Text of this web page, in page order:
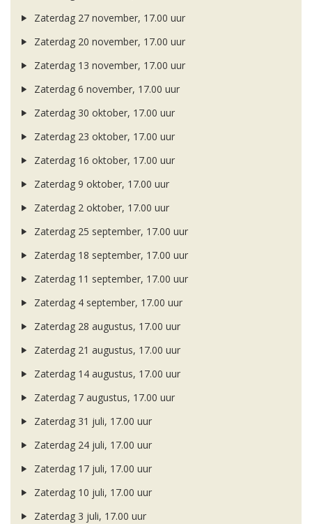
Zaterdag 27 november, 17.00 uur
Zaterdag 20 november, 17.00 uur
Zaterdag 13 november, 17.00 uur
Zaterdag 6 november, 17.00 uur
Zaterdag 30 oktober, 17.00 uur
Zaterdag 23 oktober, 17.00 uur
Zaterdag 16 oktober, 17.00 uur
Zaterdag 9 oktober, 17.00 uur
Zaterdag 2 oktober, 17.00 uur
Zaterdag 25 september, 17.00 uur
Zaterdag 18 september, 17.00 uur
Zaterdag 11 september, 17.00 uur
Zaterdag 4 september, 17.00 uur
Zaterdag 28 augustus, 17.00 uur
Zaterdag 21 augustus, 17.00 uur
Zaterdag 14 augustus, 17.00 uur
Zaterdag 7 augustus, 17.00 uur
Zaterdag 31 juli, 17.00 uur
Zaterdag 24 juli, 17.00 uur
Zaterdag 17 juli, 17.00 uur
Zaterdag 10 juli, 17.00 uur
Zaterdag 3 juli, 17.00 uur